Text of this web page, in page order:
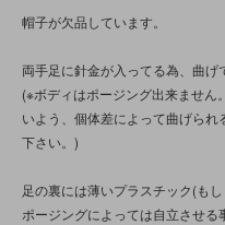
帽子が欠品しています。
両手足に針金が入ってる為、曲げ
(※ボディはポージング出来ません
いよう、個体差によって曲げら
下さい。)
足の裏には薄いプラスチック(も
ポージングによっては自立させる